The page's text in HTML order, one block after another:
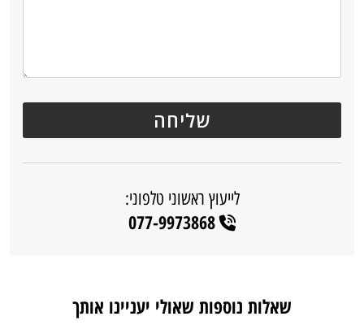
לייעוץ ראשוני טלפוני:
077-9973868
שאלות נוספות שאולי יעניינו אותך